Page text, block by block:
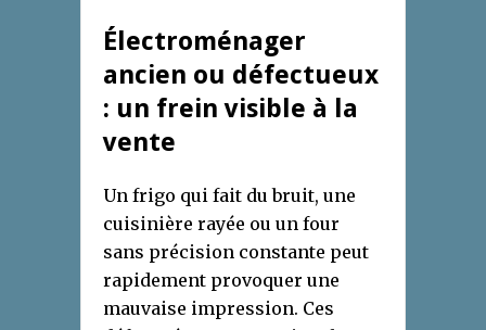
Électroménager
ancien ou défectueux
: un frein visible à la
vente
Un frigo qui fait du bruit, une
cuisinière rayée ou un four
sans précision constante peut
rapidement provoquer une
mauvaise impression. Ces